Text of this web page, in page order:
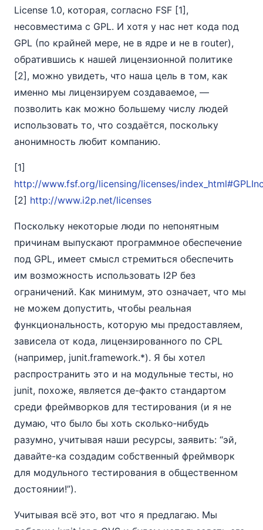
License 1.0, которая, согласно FSF [1],
несовместима с GPL. И хотя у нас нет кода под
GPL (по крайней мере, не в ядре и не в router),
обратившись к нашей лицензионной политике
[2], можно увидеть, что наша цель в том, как
именно мы лицензируем создаваемое, —
позволить как можно большему числу людей
использовать то, что создаётся, поскольку
анонимность любит компанию.
[1]
http://www.fsf.org/licensing/licenses/
[2] http://www.i2p.net/licenses
Поскольку некоторые люди по непонятным
причинам выпускают программное обеспечение
под GPL, имеет смысл стремиться обеспечить
им возможность использовать I2P без
ограничений. Как минимум, это означает, что мы
не можем допустить, чтобы реальная
функциональность, которую мы предоставляем,
зависела от кода, лицензированного по CPL
(например, junit.framework.*). Я бы хотел
распространить это и на модульные тесты, но
junit, похоже, является де-факто стандартом
среди фреймворков для тестирования (и я не
думаю, что было бы хоть сколько‑нибудь
разумно, учитывая наши ресурсы, заявить: “эй,
давайте-ка создадим собственный фреймворк
для модульного тестирования в общественном
достоянии!”).
Учитывая всё это, вот что я предлагаю. Мы